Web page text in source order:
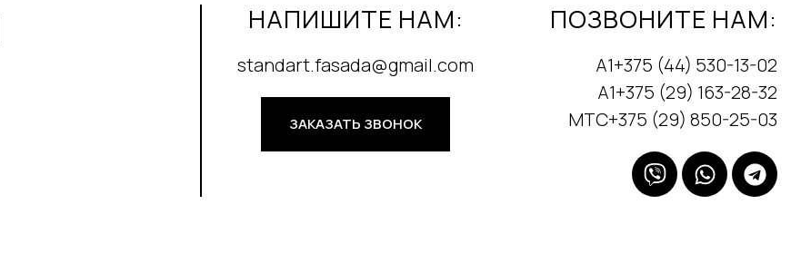
НАПИШИТЕ НАМ:
standart.fasada@gmail.com
ЗАКАЗАТЬ ЗВОНОК
ПОЗВОНИТЕ НАМ:
А1+375 (44) 530-13-02
А1+375 (29) 163-28-32
МТС+375 (29) 850-25-03